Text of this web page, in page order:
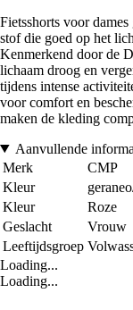
Fietsshorts voor
stof die goed op het
Kenmerkend door de
lichaam droog en
tijdens intense
voor comfort en
maken de kleding
Aanvullende
Merk
CMP
Kleur
Kleur
Roze
Geslacht
Vrouw
Leeftijdsgroep
Loading...
Loading...